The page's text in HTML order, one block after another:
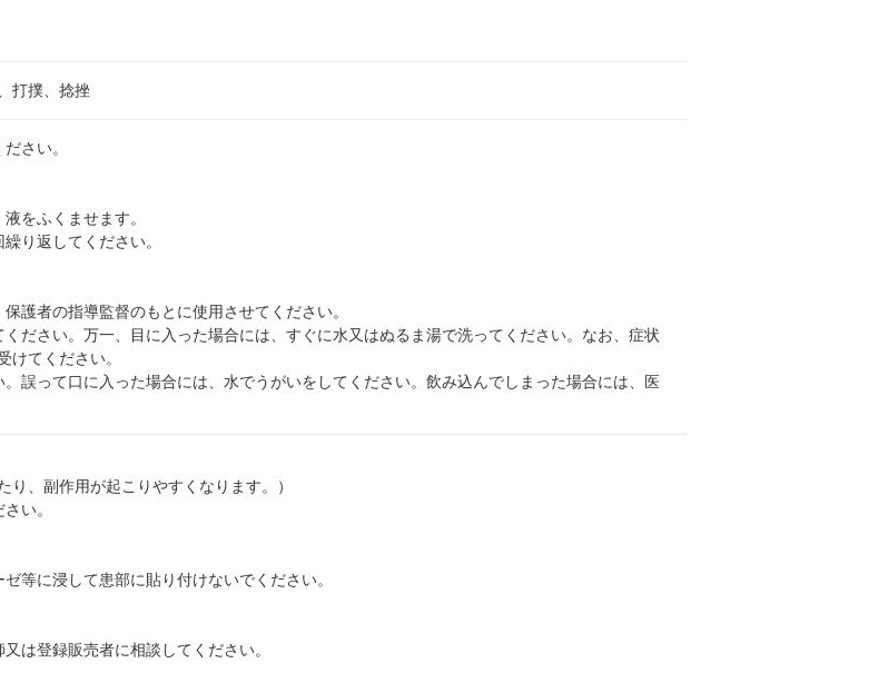
打撲、捻挫
さい。
をふくませます。
り返してください。
護者の指導監督のもとに使用させてください。
ください。万一、目に入った場合には、すぐに水又はぬるま湯で洗ってください。なお、症状
けてください。
。誤って口に入った場合には、水でうがいをしてください。飲み込んでしまった場合には、医
り、副作用が起こりやすくなります。）
い。
等に浸して患部に貼り付けないでください。
は登録販売者に相談してください。